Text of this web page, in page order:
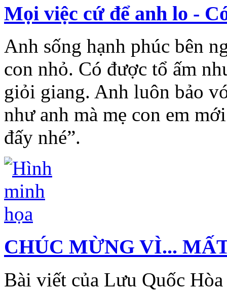
Mọi việc cứ để anh lo -
Anh sống hạnh phúc bên
con nhỏ. Có được tổ ấm
giỏi giang. Anh luôn bảo
như anh mà mẹ con em
đấy nhé”.
CHÚC MỪNG VÌ...
Bài viết của Lưu Quốc Hòa